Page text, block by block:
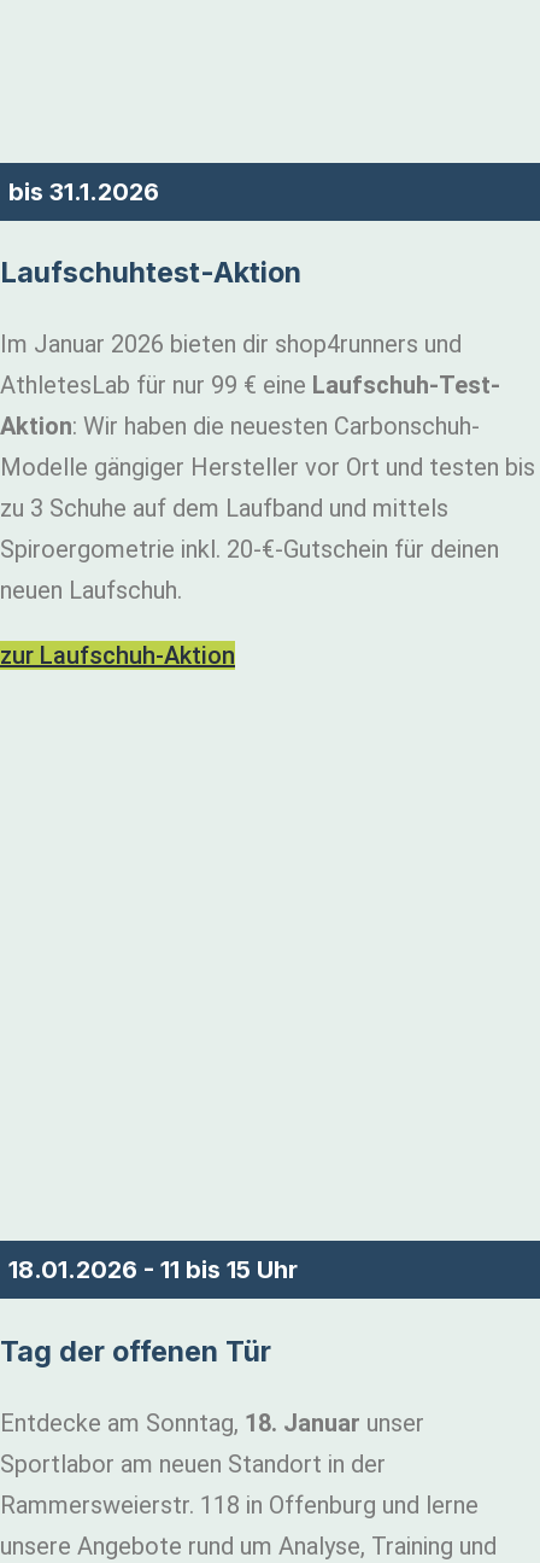
bis 31.1.2026
Laufschuhtest-Aktion
Im Januar 2026 bieten dir shop4runners und
AthletesLab für nur 99 € eine Laufschuh-Test-
Aktion: Wir haben die neuesten Carbonschuh-
Modelle gängiger Hersteller vor Ort und testen bis
zu 3 Schuhe auf dem Laufband und mittels
Spiroergometrie inkl. 20-€-Gutschein für deinen
neuen Laufschuh.
zur Laufschuh-Aktion
18.01.2026 - 11 bis 15 Uhr
Tag der offenen Tür
Entdecke am Sonntag, 18. Januar unser
Sportlabor am neuen Standort in der
Rammersweierstr. 118 in Offenburg und lerne
unsere Angebote rund um Analyse, Training und